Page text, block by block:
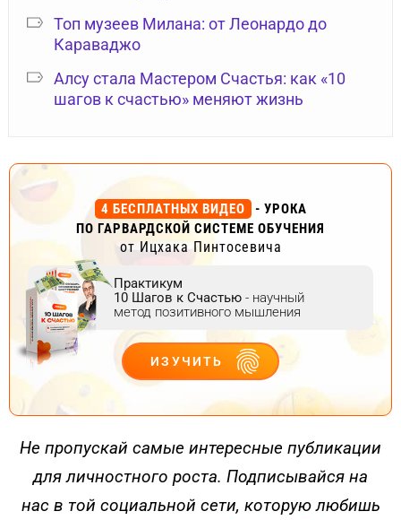
Топ музеев Милана: от Леонардо до
Караваджо
Алсу стала Мастером Счастья: как «10
шагов к счастью» меняют жизнь
4 БЕСПЛАТНЫХ ВИДЕО
- УРОКА
ПО ГАРВАРДСКОЙ СИСТЕМЕ ОБУЧЕНИЯ
от Ицхака Пинтосевича
Практикум
10 Шагов к Счастью - научный
метод позитивного мышления
ИЗУЧИТЬ
ДЕЙСТВУЙ
Не пропускай самые интересные публикации
для личностного роста. Подписывайся на
нас в той социальной сети, которую любишь